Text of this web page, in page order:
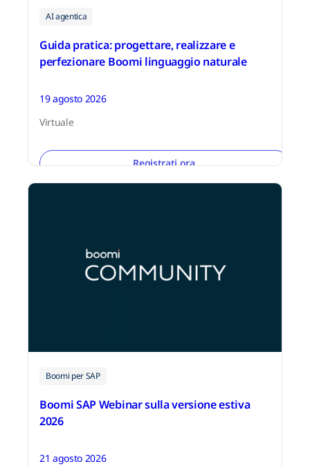
AI agentica
Guida pratica: progettare, realizzare e
perfezionare Boomi linguaggio naturale
19 agosto 2026
Virtuale
Registrati ora
Boomi per SAP
Boomi SAP Webinar sulla versione estiva
2026
21 agosto 2026